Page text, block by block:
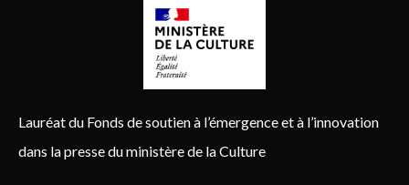
Lauréat du Fonds de soutien à l’émergence et à l’innovation
dans la presse du ministère de la Culture